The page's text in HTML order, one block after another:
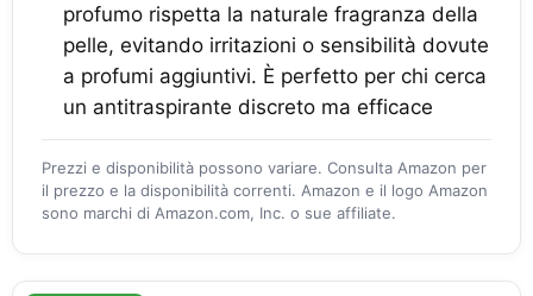
profumo rispetta la naturale fragranza della
pelle, evitando irritazioni o sensibilità dovute
a profumi aggiuntivi. È perfetto per chi cerca
un antitraspirante discreto ma efficace
Prezzi e disponibilità possono variare. Consulta Amazon per
il prezzo e la disponibilità correnti. Amazon e il logo Amazon
sono marchi di Amazon.com, Inc. o sue affiliate.